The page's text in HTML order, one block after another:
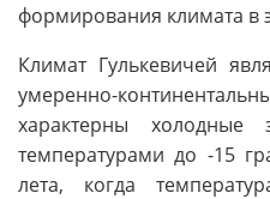
формирования климата в
Климат Гулькевичей
умеренно-
характерны
температурами до -15
лета, когда